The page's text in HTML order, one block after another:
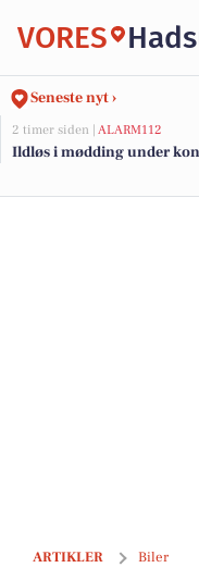
VORES
Seneste nyt ›
2 timer siden | ALARM112
Ildløs i mødding under
ARTIKLER Biler
De dyreste biler i